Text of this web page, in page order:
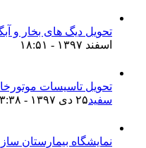
تحویل دیگ های بخار و
اسفند ۱۳۹۷ - ۱۸:۵۱
سفید۲۵ دی ۱۳۹۷ - ۲۳:۳۸
نمایشگاه بیمارستان